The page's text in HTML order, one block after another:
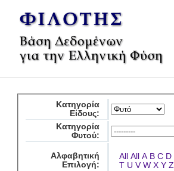
Κατηγορία
Είδους:
Κατηγορία
Φυτού:
Αλφαβητική
Επιλογή:
All All A B C D
T U V W X Y Z